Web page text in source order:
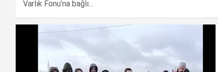
Varlık Fonu’na bağlı…